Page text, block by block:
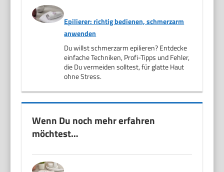
Epilierer: richtig bedienen, schmerzarm
anwenden
Du willst schmerzarm epilieren? Entdecke
einfache Techniken, Profi-Tipps und Fehler,
die Du vermeiden solltest, für glatte Haut
ohne Stress.
Wenn Du noch mehr erfahren
möchtest…